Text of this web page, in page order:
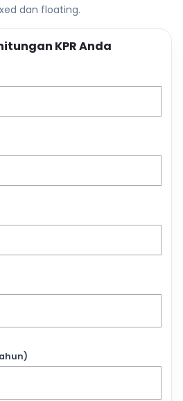
dan floating.
KPR Anda